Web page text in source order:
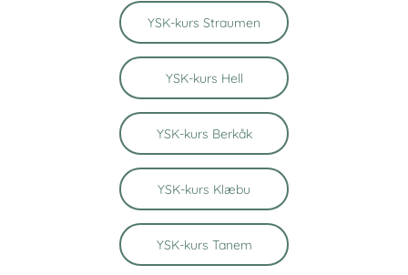
YSK-kurs Straumen
YSK-kurs Hell
YSK-kurs Berkåk
YSK-kurs Klæbu
YSK-kurs Tanem